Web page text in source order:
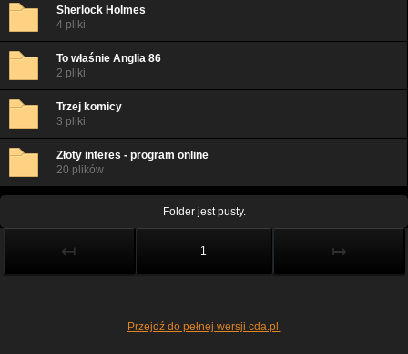
Sherlock Holmes
4 pliki
To właśnie Anglia 86
2 pliki
Trzej komicy
3 pliki
Złoty interes - program online
20 plików
Folder jest pusty.
↤ 1 ↦
Przejdź do pełnej wersji cda.pl